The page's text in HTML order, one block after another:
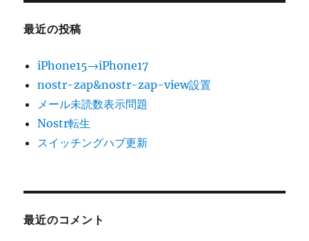
最近の投稿
iPhone15→iPhone17
nostr-zap&nostr-zap-view設置
メール未読数表示問題
Nostr転生
スイッチングハブ更新
最近のコメント